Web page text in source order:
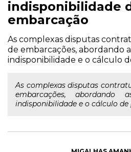
indisponibilidade
embarcação
As complexas disputas
de embarcações, abordando
indisponibilidade e o cálculo
As complexas disputas
embarcações, abordando
indisponibilidade e o cálculo de